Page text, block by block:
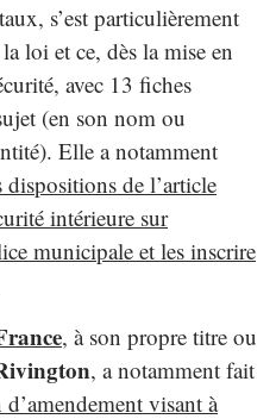
s’est particulièrement
loi et ce, dès la mise en
avec 13 fiches
(en son nom ou
Elle a notamment
de l’article
intérieure sur
municipale et les inscrire
, à son propre titre ou
, a notamment fait
visant à